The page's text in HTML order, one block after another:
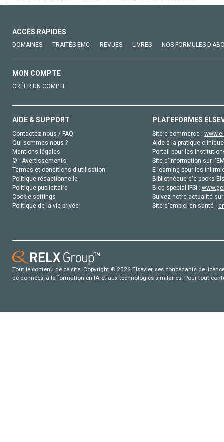
ACCÈS RAPIDES
DOMAINES TRAITÉS EMC REVUES LIVRES NOS FORMULES
MON COMPTE
CRÉER UN COMPTE
AIDE & SUPPORT
Contactez-nous / FAQ
Qui sommes-nous ?
Mentions légales
© - Avertissements
Termes et conditions d'utilisation
Politique rédactionnelle
Politique publicitaire
Cookie settings
Politique de la vie privée
PLATEFORMES
Site e-commerce :
Aide à la pratique
Portail pour les
Site d'information sur
E-learning pour les
Bibliothèque d'e-books
Blog special IFSI :
Suivez notre actualité
Site d'emploi en santé :
Tout le contenu de ce site: Copyright © 2026 Elsevier, ses concédants de
de données, a la formation en IA et aux technologies similaires. Pour tout